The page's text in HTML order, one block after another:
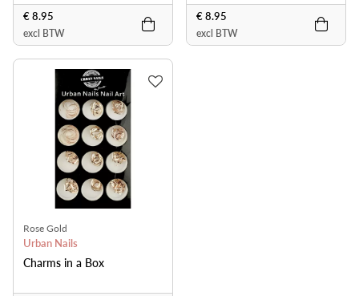
€ 8.95
excl BTW
€ 8.95
excl BTW
Rose Gold
Urban Nails
Charms in a Box